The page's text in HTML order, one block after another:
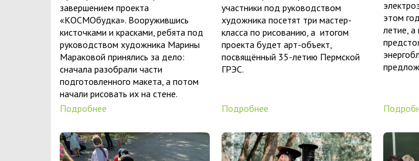
завершением проекта
«КОСМОбудка». Вооружившись
кисточками и красками, ребята под
руководством художника Марины
Мараковой принялись за дело:
сначала разобрали части
подготовленного макета, а потом
начали рисовать их на стене.
Подробнее
участники под руководством
художника посетят три мастер-
класса по рисованию, а итогом
проекта будет арт-объект,
посвящённый 35-летию Пермской
ГРЭС.
Подробнее
этом
летие,